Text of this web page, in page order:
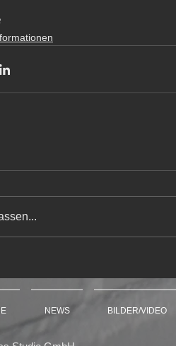
NEWS BILDER/VIDEO